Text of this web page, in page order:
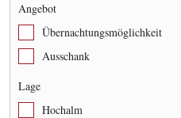
Angebot
Übernachtungsmöglichkeit
Ausschank
Lage
Hochalm